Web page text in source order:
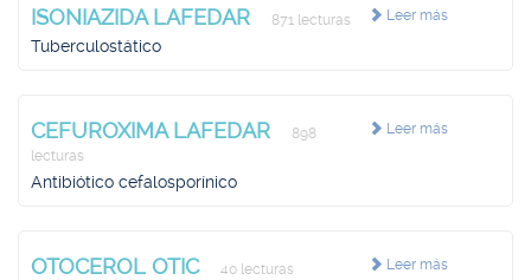
Leer más
ISONIAZIDA LAFEDAR 871 lecturas
Tuberculostático
Leer más
CEFUROXIMA LAFEDAR
898
lecturas
Antibiótico cefalosporínico
Leer más
OTOCEROL OTIC 40 lecturas